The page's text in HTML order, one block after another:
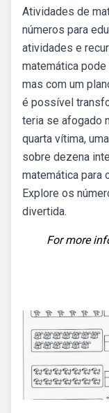
Atividades de
números para
atividades e
matemática
mas com um
é possível
teria se afogado
quarta vítima,
sobre dezena
matemática para
Explore os
divertida.
For more